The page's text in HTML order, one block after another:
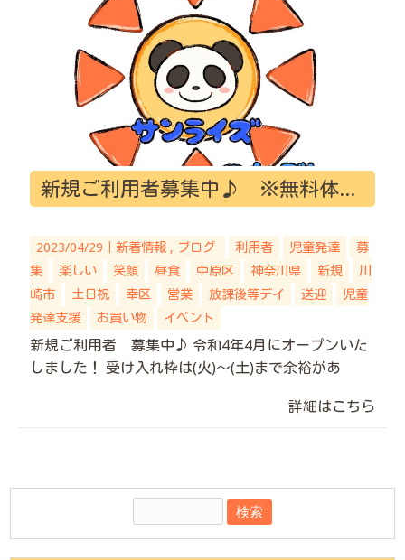
新規ご利用者募集中♪ ※無料体験実施中！
2023/04/29｜ 新着情報 ブログ 利用者 児童発達
募
集
楽しい 笑顔 昼食 中原区 神奈川県 新規
川
崎市
土日祝 幸区 営業 放課後等デイ 送迎
児童
発達支援
お買い物 イベント
新規ご利用者 募集中♪ 令和4年4月にオープンいた
しました！ 受け入れ枠は(火)～(土)まで余裕があ
詳細はこちら